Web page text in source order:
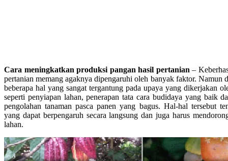
Cara meningkatkan produksi pangan hasil pertanian –
pertanian memang agaknya dipengaruhi oleh banyak faktor. Namun
beberapa hal yang sangat tergantung pada upaya yang dikerjakan
seperti penyiapan lahan, penerapan tata cara budidaya yang baik
pengolahan tanaman pasca panen yang bagus. Hal-hal tersebut
yang dapat berpengaruh secara langsung dan juga harus
lahan.